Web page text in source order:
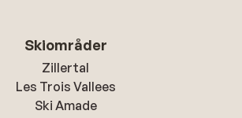
Skiområder
Zillertal
Les Trois Vallees
Ski Amade